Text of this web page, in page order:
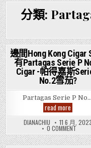
分類:
Posted
in
邊間Hong Kong Cigar
有Partagas Serie P
Cigar -帕得嘉斯
No.2雪茄?
Partagas Serie P
read more
間
Hong
Kong
Cigar
Shop
DIANACHIU 11 6 月, 2023
0 COMMENTON
邊
間
HONG